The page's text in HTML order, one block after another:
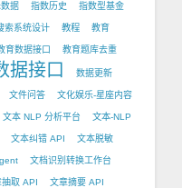
据 指数历史 指数型基金
索系统设计 教程 教育
育数据接口 教育题库去重
据接口 数据更新
文件问答 文化娱乐-星座内容
文本 NLP 分析平台 文本-NLP
文本纠错 API 文本脱敏
文档识别转换工作台
抽取 API 文章摘要 API